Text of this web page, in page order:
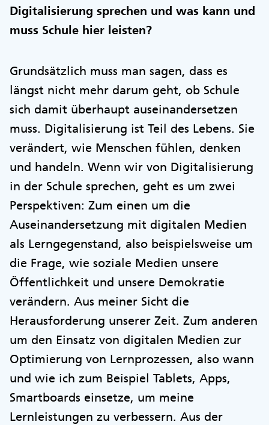
Digitalisierung sprechen und was kann und
muss Schule hier leisten?
Grundsätzlich muss man sagen, dass es
längst nicht mehr darum geht, ob Schule
sich damit überhaupt auseinandersetzen
muss. Digitalisierung ist Teil des Lebens. Sie
verändert, wie Menschen fühlen, denken
und handeln. Wenn wir von Digitalisierung
in der Schule sprechen, geht es um zwei
Perspektiven: Zum einen um die
Auseinandersetzung mit digitalen Medien
als Lerngegenstand, also beispielsweise um
die Frage, wie soziale Medien unsere
Öffentlichkeit und unsere Demokratie
verändern. Aus meiner Sicht die
Herausforderung unserer Zeit. Zum anderen
um den Einsatz von digitalen Medien zur
Optimierung von Lernprozessen, also wann
und wie ich zum Beispiel Tablets, Apps,
Smartboards einsetze, um meine
Lernleistungen zu verbessern. Aus der